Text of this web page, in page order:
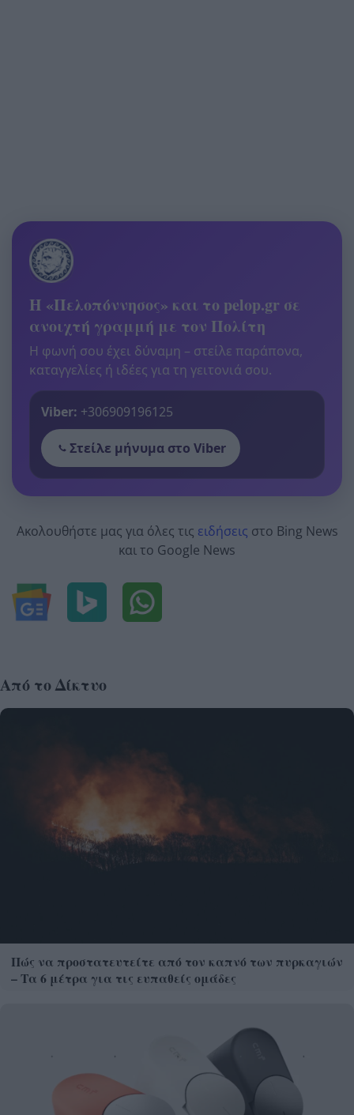
Η «Πελοπόννησος» και το pelop.gr σε
ανοιχτή γραμμή με τον Πολίτη
Η φωνή σου έχει δύναμη – στείλε παράπονα,
καταγγελίες ή ιδέες για τη γειτονιά σου.
Viber: +306909196125
Στείλε μήνυμα στο Viber
Ακολουθήστε μας για όλες τις ειδήσεις στο Bing News
και το Google News
Από το Δίκτυο
Πώς να προστατευτείτε από τον καπνό των πυρκαγιών
– Τα 6 μέτρα για τις ευπαθείς ομάδες